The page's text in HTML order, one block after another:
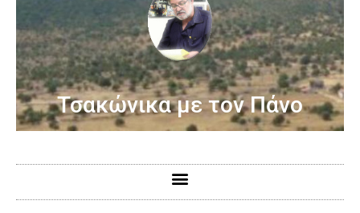
Τσακώνικα με τον Πάνο